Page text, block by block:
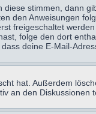
stimmen, dann
den Anweisungen
freigeschaltet
folge den dort
deine E-Mail-
hat. Außerdem
an den Diskussionen